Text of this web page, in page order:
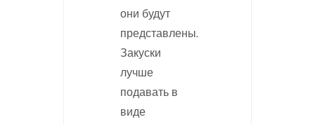
они будут
представлены.
Закуски
лучше
подавать в
виде